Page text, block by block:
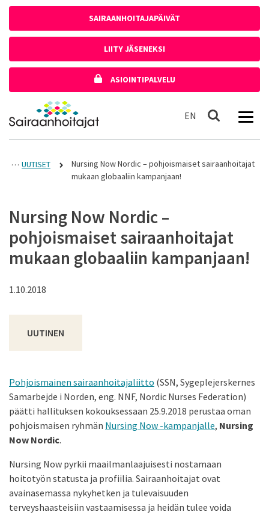
SAIRAANHOITAJAPÄIVÄT
LIITY JÄSENEKSI
ASIOINTIPALVELU
Etusivulle
EN In English
Haku
UUTISET
Nursing Now Nordic – pohjoismaiset sairaanhoitajat
mukaan globaaliin kampanjaan!
Nursing Now Nordic –
pohjoismaiset sairaanhoitajat
mukaan globaaliin kampanjaan!
1.10.2018
UUTINEN
Pohjoismainen sairaanhoitajaliitto (SSN, Sygeplejerskernes
Samarbejde i Norden, eng. NNF, Nordic Nurses Federation)
päätti hallituksen kokouksessaan 25.9.2018 perustaa oman
pohjoismaisen ryhmän Nursing Now -kampanjalle, Nursing
Now Nordic.
Nursing Now pyrkii maailmanlaajuisesti nostamaan
hoitotyön statusta ja profiilia. Sairaanhoitajat ovat
avainasemassa nykyhetken ja tulevaisuuden
terveyshaasteisiin vastaamisessa ja heidän tulee voida